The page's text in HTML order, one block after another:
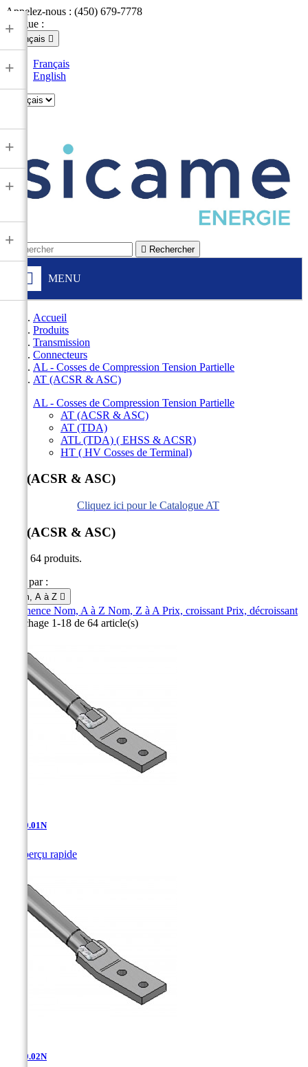
Appelez-nous : (450) 679-7778
Langue :
Français 
Français
English
 Rechercher
MENU
+
+
+
+
+
Accueil
Produits
Transmission
Connecteurs
AL - Cosses de Compression Tension Partielle
AT (ACSR & ASC)
AL - Cosses de Compression Tension Partielle
AT (ACSR & ASC)
AT (TDA)
ATL (TDA) ( EHSS & ACSR)
HT ( HV Cosses de Terminal)
AT (ACSR & ASC)
Cliquez ici pour le Catalogue AT
AT (ACSR & ASC)
Il y a 64 produits.
Trier par :
Nom, A à Z 
Pertinence Nom, A à Z Nom, Z à APrix, croissantPrix, décroissant
Affichage 1-18 de 64 article(s)
AT-10.01N
Aperçu rapide
AT-10.02N